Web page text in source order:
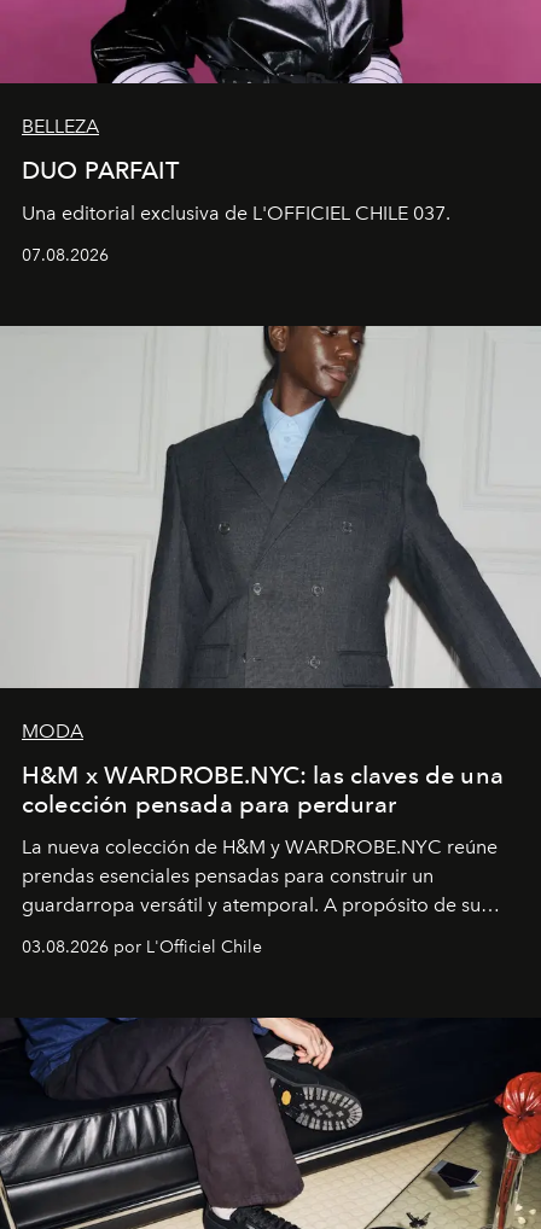
BELLEZA
DUO PARFAIT
Una editorial exclusiva de L'OFFICIEL CHILE 037.
07.08.2026
MODA
H&M x WARDROBE.NYC: las claves de una
colección pensada para perdurar
La nueva colección de H&M y WARDROBE.NYC reúne
prendas esenciales pensadas para construir un
guardarropa versátil y atemporal. A propósito de su
lanzamiento, los fundadores de la firma neoyorquina y
la asesora creativa y jefa de diseño global de la marca
y la filosofía detrás de la propuesta.
03.08.2026 por L'Officiel Chile